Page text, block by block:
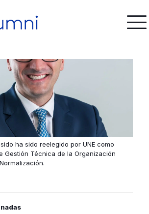
ha sido reelegido por UNE como
Gestión Técnica de la Organización